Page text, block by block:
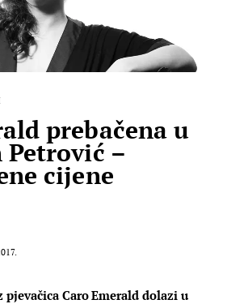
prebačena u
Petrović –
cijene
Caro Emerald dolazi u